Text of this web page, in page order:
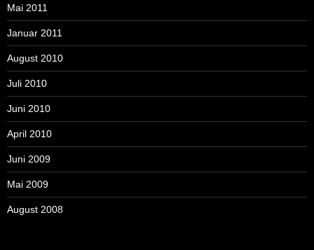
Mai 2011
Januar 2011
August 2010
Juli 2010
Juni 2010
April 2010
Juni 2009
Mai 2009
August 2008